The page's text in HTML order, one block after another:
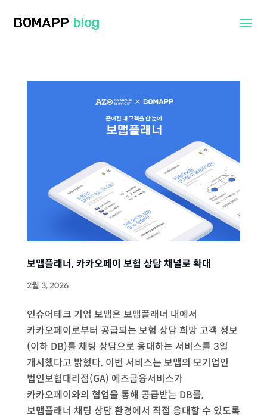
보맵플래너, 카카오페이 보험 상담 채널로 확대
2월 3, 2026
인슈어테크 기업 보맵은 보맵플래너 내에서
카카오페이로부터 공급되는 보험 상담 희망 고객 정보
(이하 DB)를 채팅 상담으로 응대하는 서비스를 3일
개시했다고 밝혔다. 이번 서비스는 보맵의 모기업인
법인보험대리점(GA) 에즈금융서비스가
카카오페이와의 협업을 통해 공급받는 DB를,
보맵플래너 채팅 상담 환경에서 직접 응대할 수 있도록